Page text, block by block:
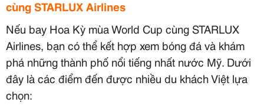
cùng STARLUX Airlines
Nếu bay Hoa Kỳ mùa World Cup cùng STARLUX
Airlines, bạn có thể kết hợp xem bóng đá và khám
phá những thành phố nổi tiếng nhất nước Mỹ. Dưới
đây là các điểm đến được nhiều du khách Việt lựa
chọn: